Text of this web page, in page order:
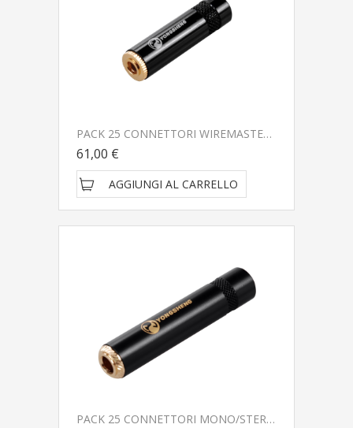
PACK 25 CONNETTORI WIREMASTER 3.5 MONO/STEREO WM-SMJMJSF
61,00 €
AGGIUNGI AL CARRELLO
PACK 25 CONNETTORI MONO/STEREO 6.3 WIREMASTER WM-SJMJSF